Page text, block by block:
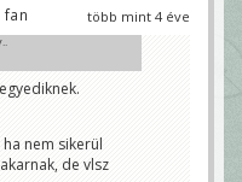
több mint 4 éve
nem sikerül
de vlsz